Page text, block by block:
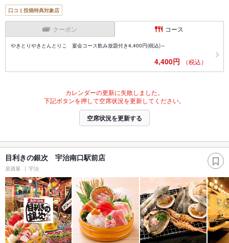
口コミ投稿特典対象店
クーポン コース
やきとりやきとんとりこ 宴会コース飲み放題付き4,400円(税込)～
4,400円 （税込）
カレンダーの更新に失敗しました。
下記ボタンを押して空席状況を更新してください。
空席状況を更新する
目利きの銀次 宇治南口駅前店
居酒屋 宇治